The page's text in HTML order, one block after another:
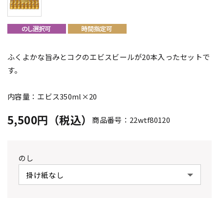
ふくよかな旨みとコクのエビスビールが20本入ったセットで
す。
内容量：エビス350ml×20
5,500円（税込） 商品番号：22wtf80120
のし